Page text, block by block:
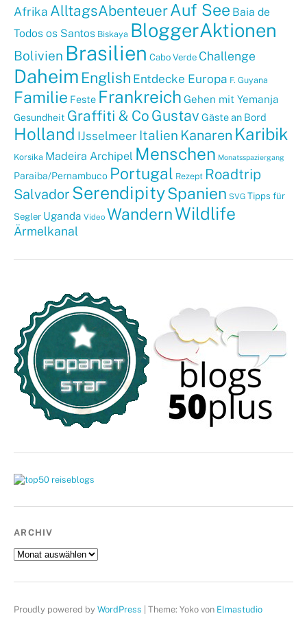
Afrika AlltagsAbenteuerAuf See Baia de
Todos os Santos Biskaya BloggerAktionen
Bolivien Brasilien Cabo Verde Challenge
Daheim English Entdecke Europa F. Guyana
Familie Feste Frankreich Gehen mit Yemanja
Gesundheit Graffiti & Co Gustav Gäste an Bord
Holland IJsselmeer Italien Kanaren Karibik
Korsika Madeira Archipel Menschen Monatsspaziergang
Paraiba/Pernambuco Portugal Rezept Roadtrip
Salvador SerendipitySpanien SVG Tipps für
Segler Uganda Video WandernWildlife
Ärmelkanal
ARCHIV
Archiv
Proudly powered by WordPress Theme: Yoko von Elmastudio